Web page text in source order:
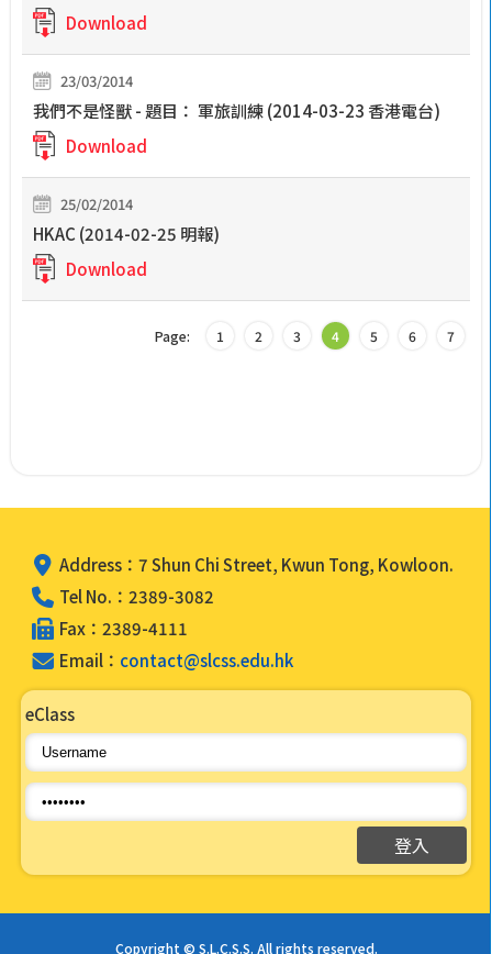
Download
23/03/2014
我們不是怪獸 - 題目： 軍旅訓練 (2014-03-23 香港電台)
Download
25/02/2014
HKAC (2014-02-25 明報)
Download
Page: 1 2 3 4 5 6 7
Address：7 Shun Chi Street, Kwun Tong, Kowloon.
Tel No.：2389-3082
Fax：2389-4111
Email： contact@slcss.edu.hk
eClass
Copyright © S.L.C.S.S. All rights reserved.